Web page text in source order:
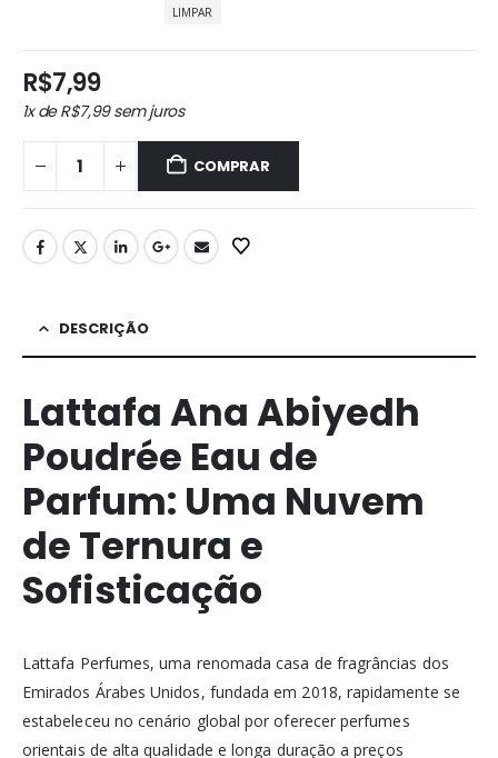
LIMPAR
R$7,99
1x deR$7,99sem juros
COMPRAR
DESCRIÇÃO
Lattafa Ana Abiyedh
Poudrée Eau de
Parfum: Uma Nuvem
de Ternura e
Sofisticação
Lattafa Perfumes, uma renomada casa de fragrâncias dos
Emirados Árabes Unidos, fundada em 2018, rapidamente se
estabeleceu no cenário global por oferecer perfumes
orientais de alta qualidade e longa duração a preços